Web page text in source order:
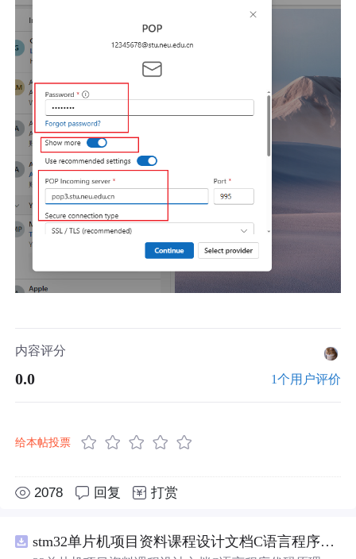
内容评分
0.0 1个用户评价
给本帖投票
2078 回复 打赏
stm32单片机项目资料课程设计文档C语言程序代码原理图电路PCB实例五种PWM反馈控制模式研究